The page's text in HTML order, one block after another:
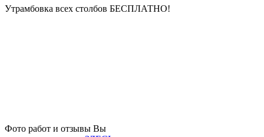
Утрамбовка всех столбов БЕСПЛАТНО!
Фото работ и отзывы Вы